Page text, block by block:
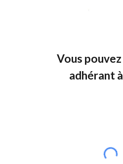
Vous
adhérant